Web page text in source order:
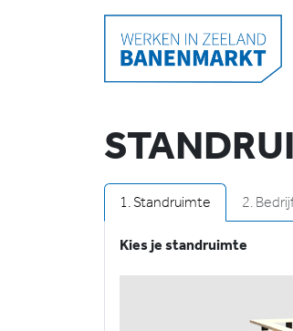
1. Standruimte 2.
Kies je standruimte